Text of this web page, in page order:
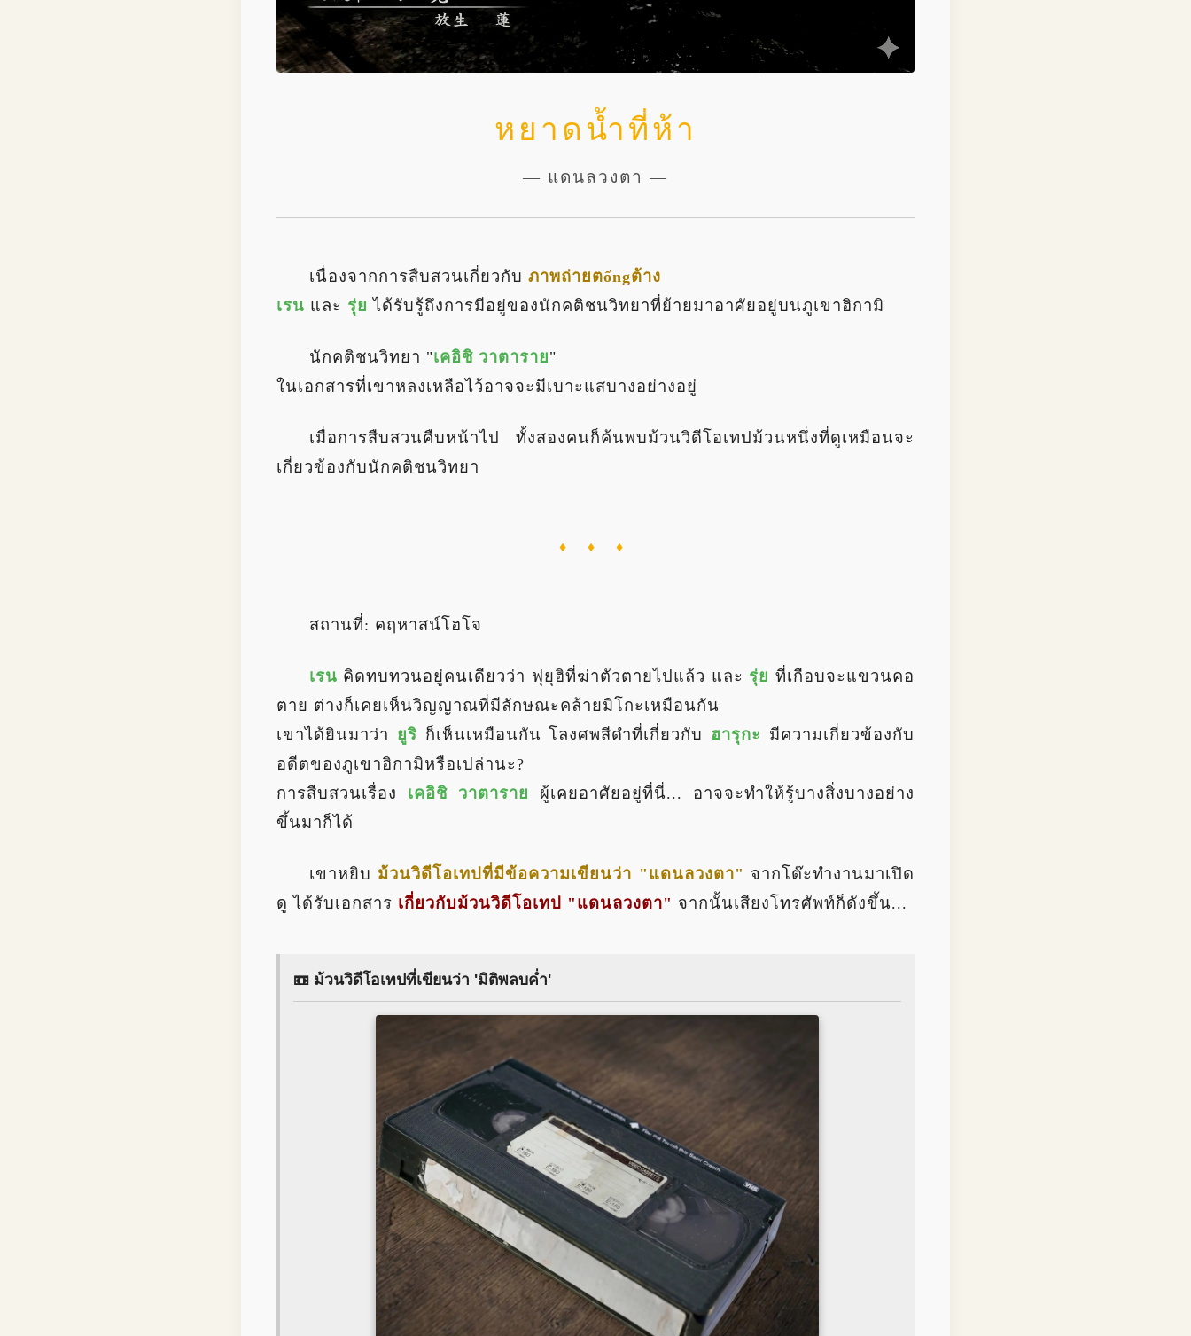
หยาดน้ำที่ห้า
— แดนลวงตา —
เนื่องจากการสืบสวนเกี่ยวกับ ภาพถ่ายตốngต้าง
เรน และ รุ่ย ได้รับรู้ถึงการมีอยู่ของนักคติชนวิทยาที่ย้ายมาอาศัยอยู่บนภูเขาฮิกามิ
นักคติชนวิทยา "เคอิชิ วาตาราย"
ในเอกสารที่เขาหลงเหลือไว้อาจจะมีเบาะแสบางอย่างอยู่
เมื่อการสืบสวนคืบหน้าไป ทั้งสองคนก็ค้นพบม้วนวิดีโอเทปม้วนหนึ่งที่ดูเหมือนจะ
เกี่ยวข้องกับนักคติชนวิทยา
♦ ♦ ♦
สถานที่: คฤหาสน์โฮโจ
เรน คิดทบทวนอยู่คนเดียวว่า ฟุยุฮิที่ฆ่าตัวตายไปแล้ว และ รุ่ย ที่เกือบจะแขวนคอ
ตาย ต่างก็เคยเห็นวิญญาณที่มีลักษณะคล้ายมิโกะเหมือนกัน
เขาได้ยินมาว่า ยูริ ก็เห็นเหมือนกัน โลงศพสีดำที่เกี่ยวกับ ฮารุกะ มีความเกี่ยวข้องกับ
อดีตของภูเขาฮิกามิหรือเปล่านะ?
การสืบสวนเรื่อง เคอิชิ วาตาราย ผู้เคยอาศัยอยู่ที่นี่... อาจจะทำให้รู้บางสิ่งบางอย่าง
ขึ้นมาก็ได้
เขาหยิบ ม้วนวิดีโอเทปที่มีข้อความเขียนว่า "แดนลวงตา" จากโต๊ะทำงานมาเปิด
ดู ได้รับเอกสาร เกี่ยวกับม้วนวิดีโอเทป "แดนลวงตา" จากนั้นเสียงโทรศัพท์ก็ดังขึ้น...
📼 ม้วนวิดีโอเทปที่เขียนว่า 'มิติพลบค่ำ'